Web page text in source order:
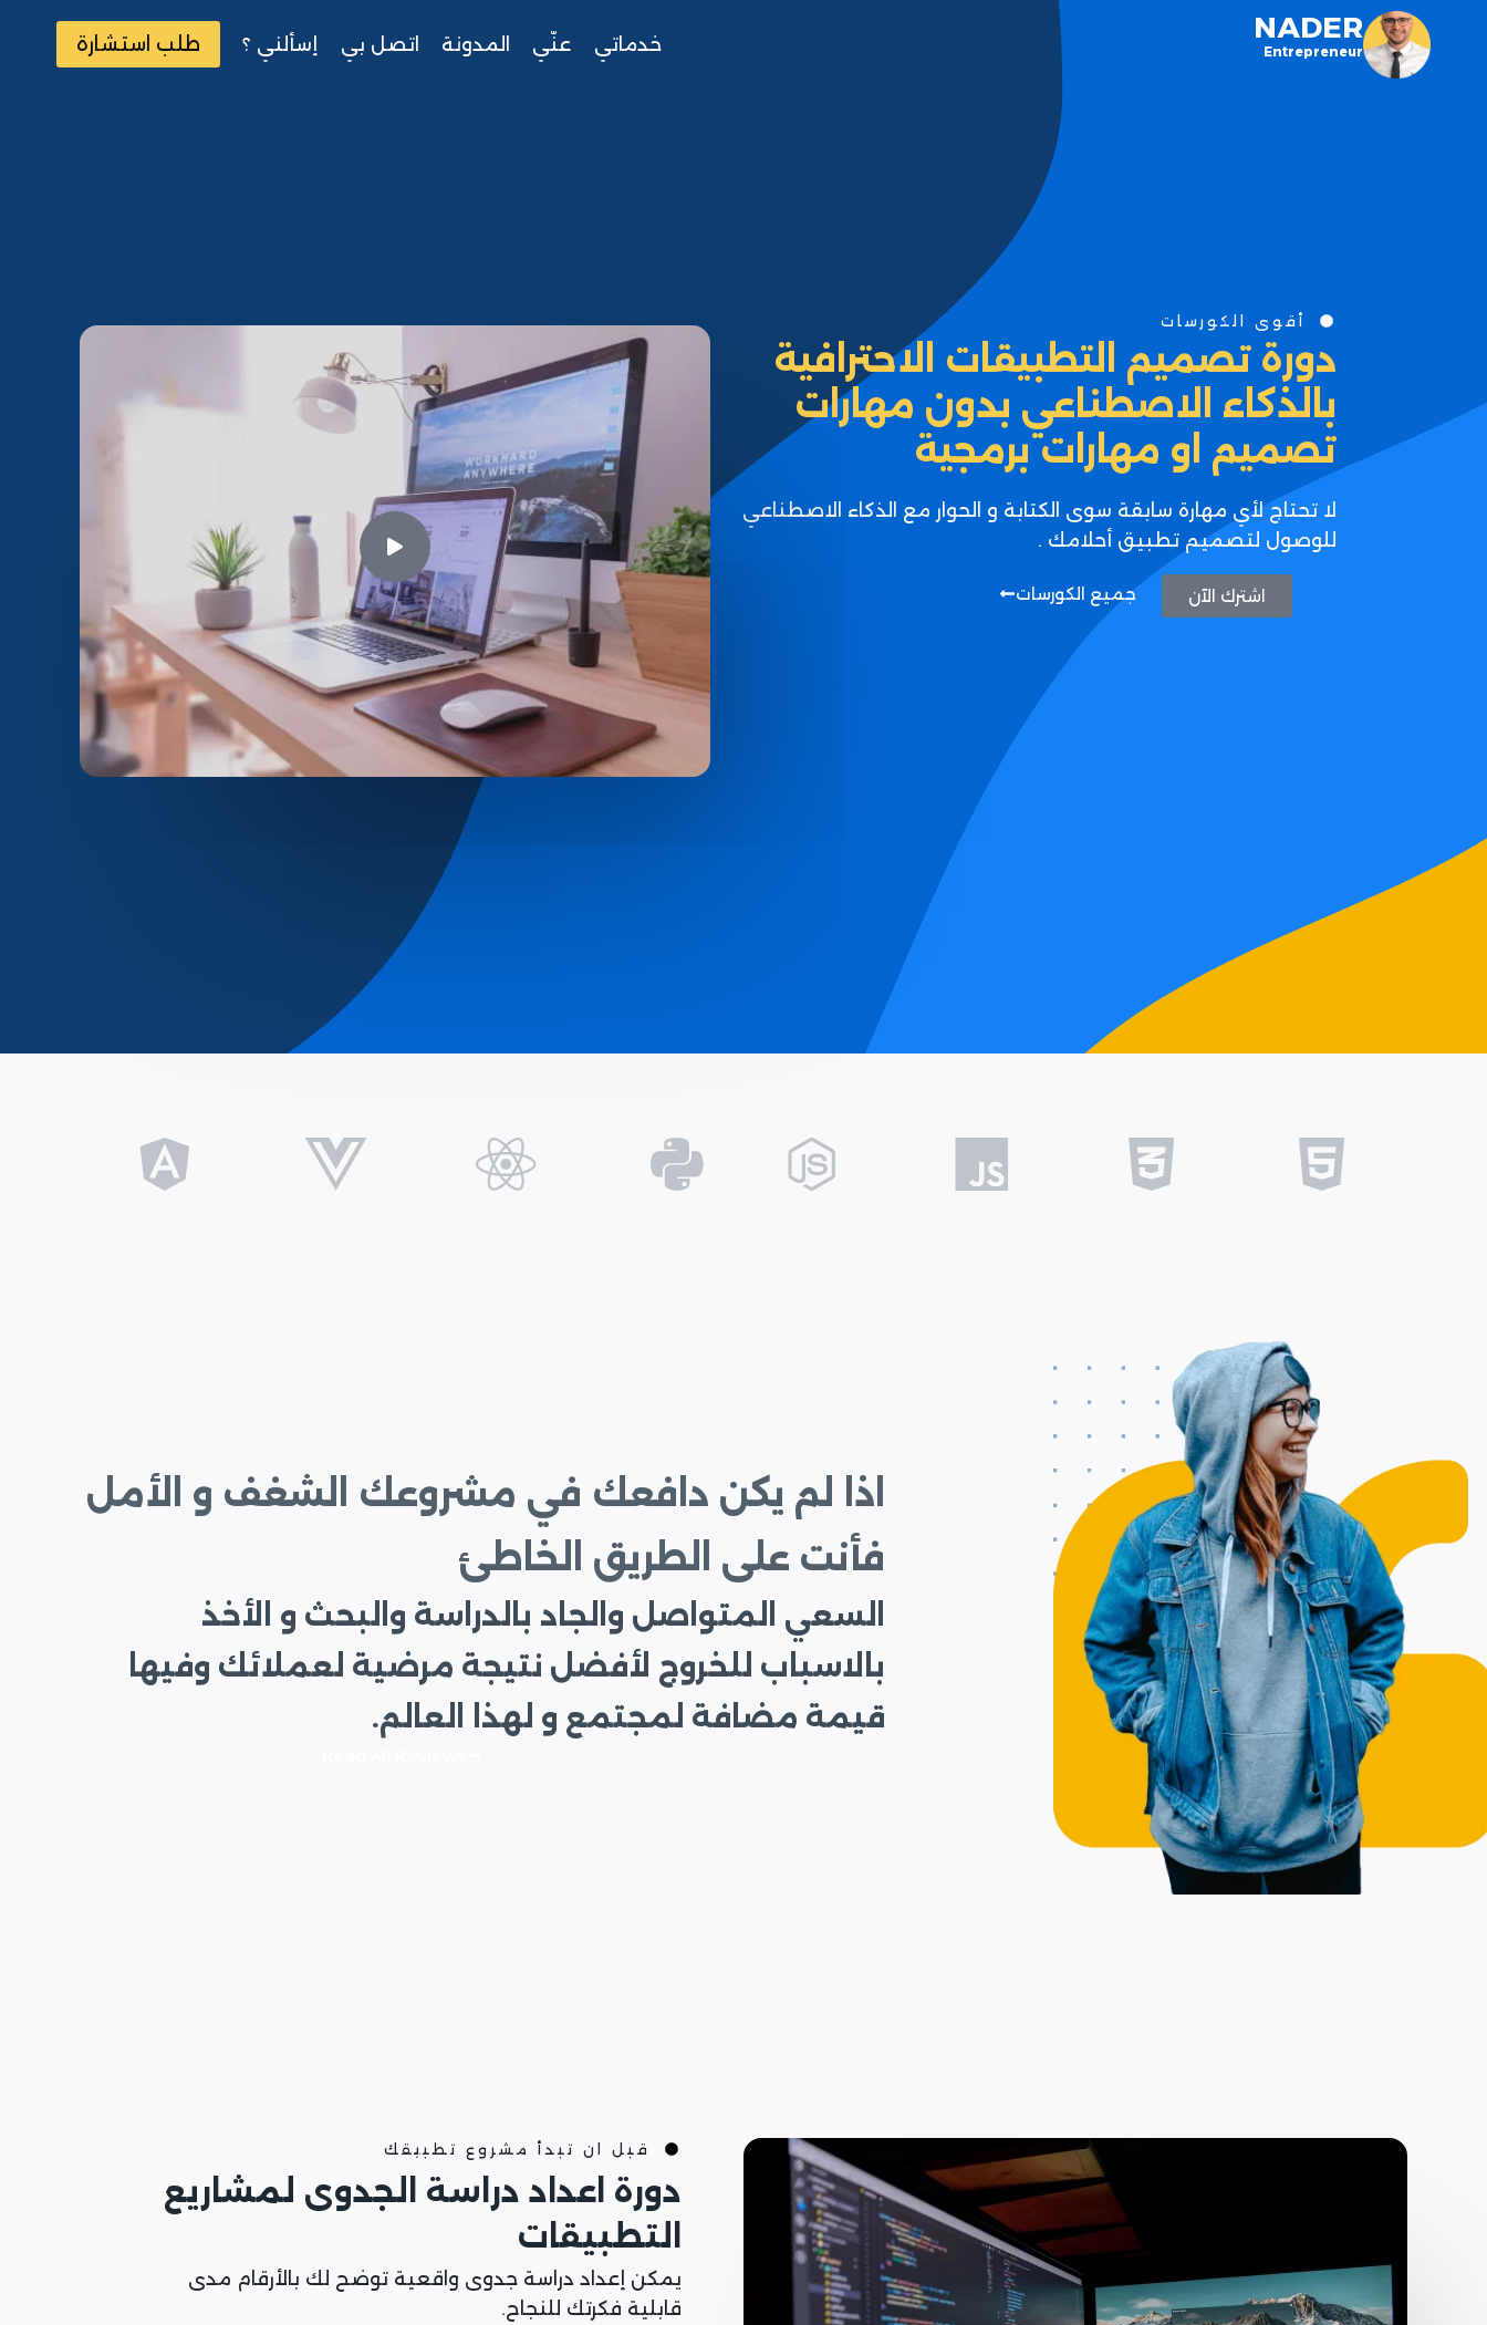
NADER
Entrepreneur خدماتي عنّي المدونة اتصل بي إسألني ؟ طلب استشارة
أقوى الكورسات
دورة تصميم التطبيقات الاحترافية
بالذكاء الاصطناعي بدون مهارات
تصميم او مهارات برمجية
لا تحتاج لأي مهارة سابقة سوى الكتابة و الحوار مع الذكاء الاصطناعي
للوصول لتصميم تطبيق أحلامك .
اشترك الآن جميع الكورسات
اذا لم يكن دافعك في مشروعك الشغف و الأمل
فأنت على الطريق الخاطئ
السعي المتواصل والجاد بالدراسة والبحث و الأخذ
بالاسباب للخروج لأفضل نتيجة مرضية لعملائك وفيها
قيمة مضافة لمجتمع و لهذا العالم.
قبل ان تبدأ مشروع تطبيقك
دورة اعداد دراسة الجدوى لمشاريع
التطبيقات
يمكن إعداد دراسة جدوى واقعية توضح لك بالأرقام مدى
قابلية فكرتك للنجاح.